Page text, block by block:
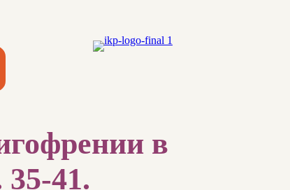
в
41.